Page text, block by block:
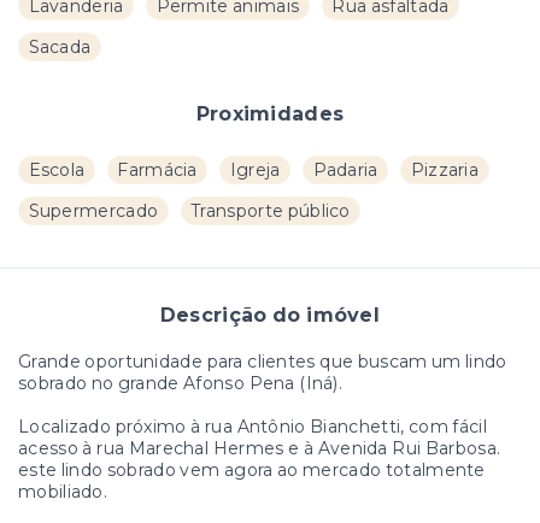
Lavanderia
Permite animais
Rua asfaltada
Sacada
Proximidades
Escola Farmácia Igreja Padaria
Pizzaria
Supermercado
Transporte público
Descrição do imóvel
Grande oportunidade para clientes que buscam um lindo
sobrado no grande Afonso Pena (Iná).
Localizado próximo à rua Antônio Bianchetti, com fácil
acesso à rua Marechal Hermes e à Avenida Rui Barbosa.
este lindo sobrado vem agora ao mercado totalmente
mobiliado.